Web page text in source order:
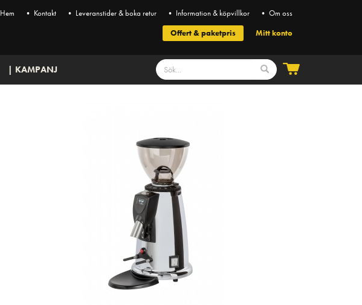
Hem • Kontakt • Leveranstider & boka retur • Information & köpvillkor
• Om oss
Offert & paketpris
Mitt konto
| KAMPANJ